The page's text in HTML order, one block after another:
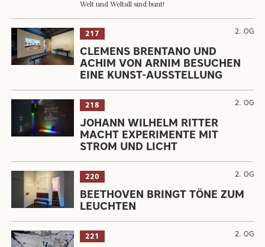
Welt und Weltall sind bunt!
217 2. OG
CLEMENS BRENTANO UND
ACHIM VON ARNIM BESUCHEN
EINE KUNST-AUSSTELLUNG
218 2. OG
JOHANN WILHELM RITTER
MACHT EXPERIMENTE MIT
STROM UND LICHT
220 2. OG
BEETHOVEN BRINGT TÖNE ZUM
LEUCHTEN
221 2. OG